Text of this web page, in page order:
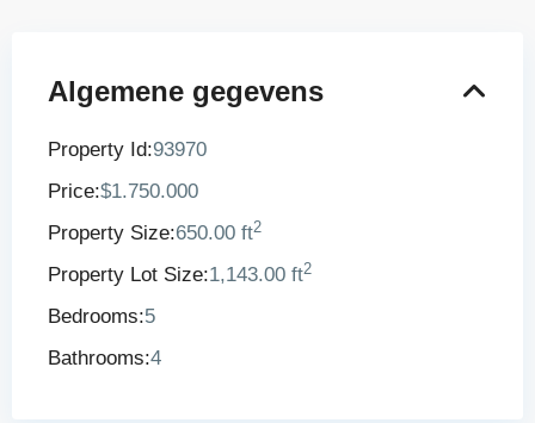
Algemene gegevens
Property Id:93970
Price:$1.750.000
Property Size:650.00 ft2
Property Lot Size:1,143.00 ft2
Bedrooms:5
Bathrooms:4